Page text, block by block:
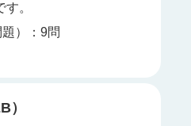
。
）：9問
）